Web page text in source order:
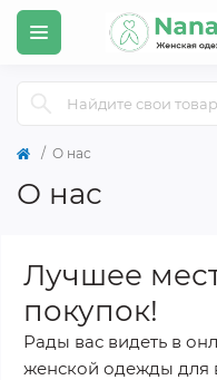
О нас
О нас
Лучшее
покупок!
Рады вас видеть в
женской одежды для